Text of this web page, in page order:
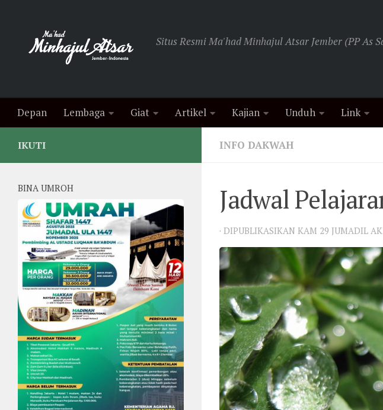
Situs Resmi Ma'had Minhajul Atsar Jember (PP As
Depan Lembaga Giat Artikel Kajian Unduh Link
INFO DAKWAH
Jadwal
· DIPUBLIKASIKAN KAM 29 JUMADIL
IKUTI
BINA UMROH